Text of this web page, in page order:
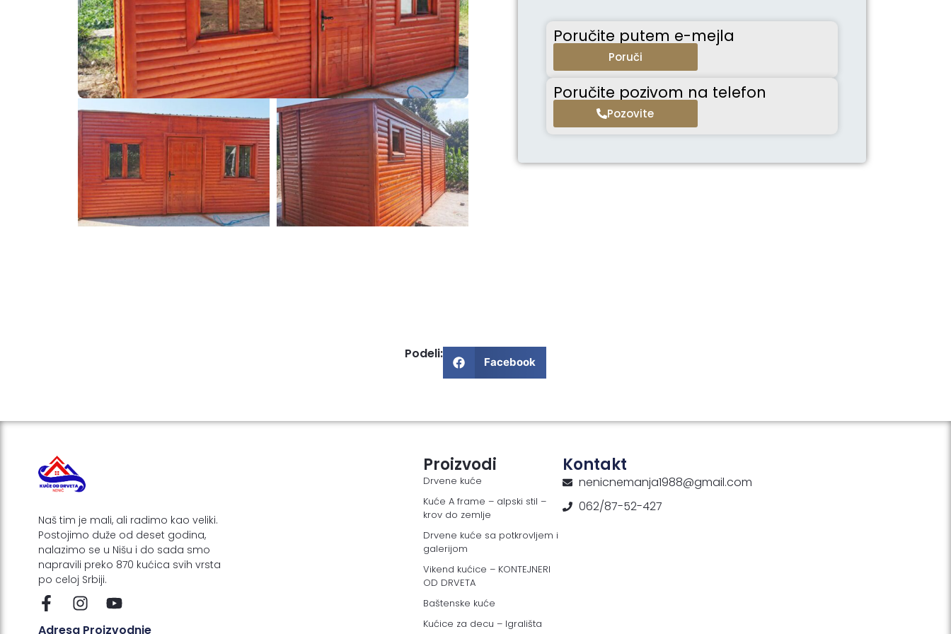
Poručite putem e-mejla
Poruči
Poručite pozivom na telefon
Pozovite
Podeli:
Facebook
Naš tim je mali, ali radimo kao veliki.
Postojimo duže od deset godina,
nalazimo se u Nišu i do sada smo
napravili preko 870 kućica svih vrsta
po celoj Srbiji.
F
a
c
I
n
s
Y
o
u
Adresa Proizvodnje
Proizvodi
Drvene kuće
Kuće A frame – alpski stil –
krov do zemlje
Drvene kuće sa potkrovljem i
galerijom
Vikend kućice – KONTEJNERI
OD DRVETA
Baštenske kuće
Kućice za decu – Igrališta
Kontakt
nenicnemanja1988@gmail.com
062/87-52-427